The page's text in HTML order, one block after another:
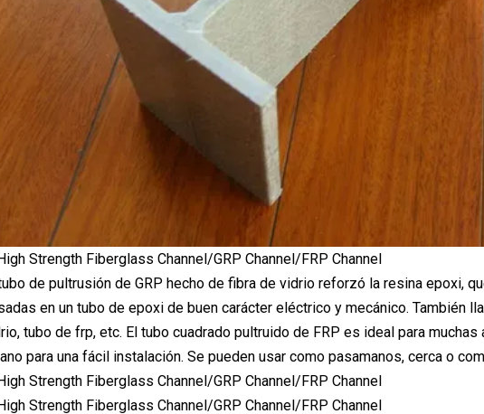
de pultrusión de GRP hecho de fibra de vidrio reforzó la resina epoxi,
en un tubo de epoxi de buen carácter eléctrico y mecánico. También
tubo de frp, etc. El tubo cuadrado pultruido de FRP es ideal para
para una fácil instalación. Se pueden usar como pasamanos, cerca o